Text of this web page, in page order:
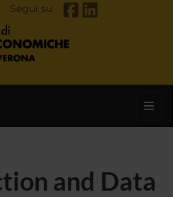
Segui su
and Data